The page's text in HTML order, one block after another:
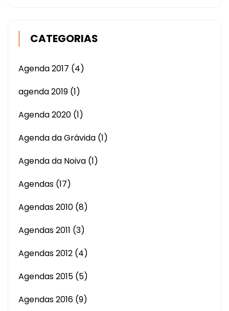
CATEGORIAS
Agenda 2017 (4)
agenda 2019 (1)
Agenda 2020 (1)
Agenda da Grávida (1)
Agenda da Noiva (1)
Agendas (17)
Agendas 2010 (8)
Agendas 2011 (3)
Agendas 2012 (4)
Agendas 2015 (5)
Agendas 2016 (9)